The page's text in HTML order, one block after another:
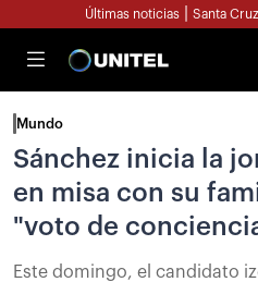
Últimas noticias Santa Cruz
Mundo
Sánchez inicia la
en misa con su
"voto de
Este domingo, el candidato